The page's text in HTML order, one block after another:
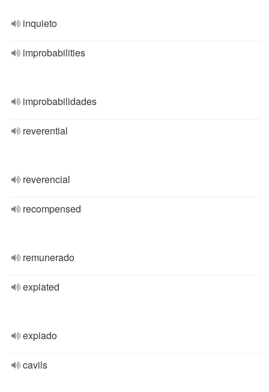
inquieto
improbabilities
improbabilidades
reverential
reverencial
recompensed
remunerado
expiated
expiado
cavils